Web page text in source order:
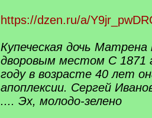
https://dzen.ru/a/
Купеческая дочь
дворовым местом С 1871
году в возрасте 40 лет
апоплексии. Сергей
.... Эх, молодо-зелено